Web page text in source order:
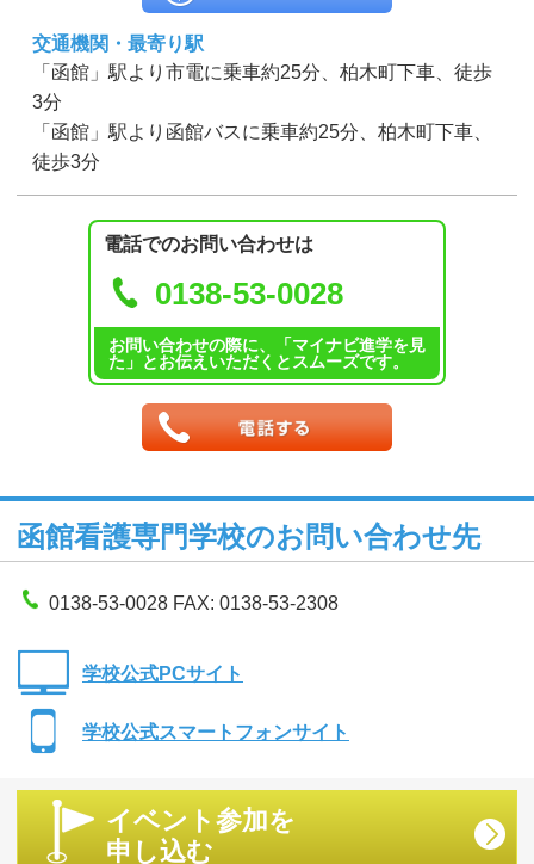
交通機関・最寄り駅
「函館」駅より市電に乗車約25分、柏木町下車、徒歩
3分
「函館」駅より函館バスに乗車約25分、柏木町下車、
徒歩3分
電話でのお問い合わせは
0138-53-0028
お問い合わせの際に、「マイナビ進学を見
た」とお伝えいただくとスムーズです。
函館看護専門学校のお問い合わせ先
0138-53-0028 FAX: 0138-53-2308
学校公式PCサイト
学校公式スマートフォンサイト
イベント参加を
申し込む